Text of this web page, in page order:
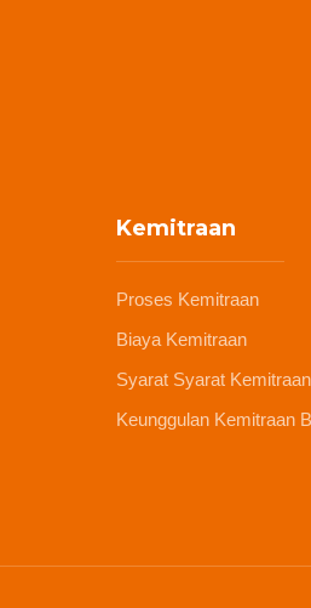
Kemitraan
Proses Kemitraan
Biaya Kemitraan
Syarat Syarat Kemitraan
Keunggulan Kemitraan